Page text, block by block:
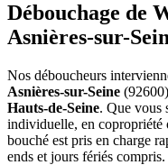
Débouchage de
Asnières-sur-
Nos déboucheurs
Asnières-sur-Seine
Hauts-de-Seine. Que vous
individuelle, en copropriété
bouché est pris en charge
ends et jours fériés compris.